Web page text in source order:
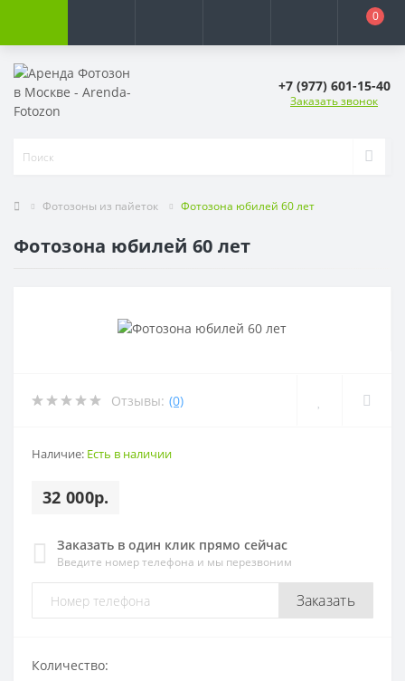
0
+7 (977) 601-15-40
Заказать звонок
Фотозоны из пайеток Фотозона юбилей 60 лет
Фотозона юбилей 60 лет
Отзывы: (0)
Наличие: Есть в наличии
32 000р.
Заказать в один клик прямо сейчас
Введите номер телефона и мы перезвоним
Заказать
Количество: